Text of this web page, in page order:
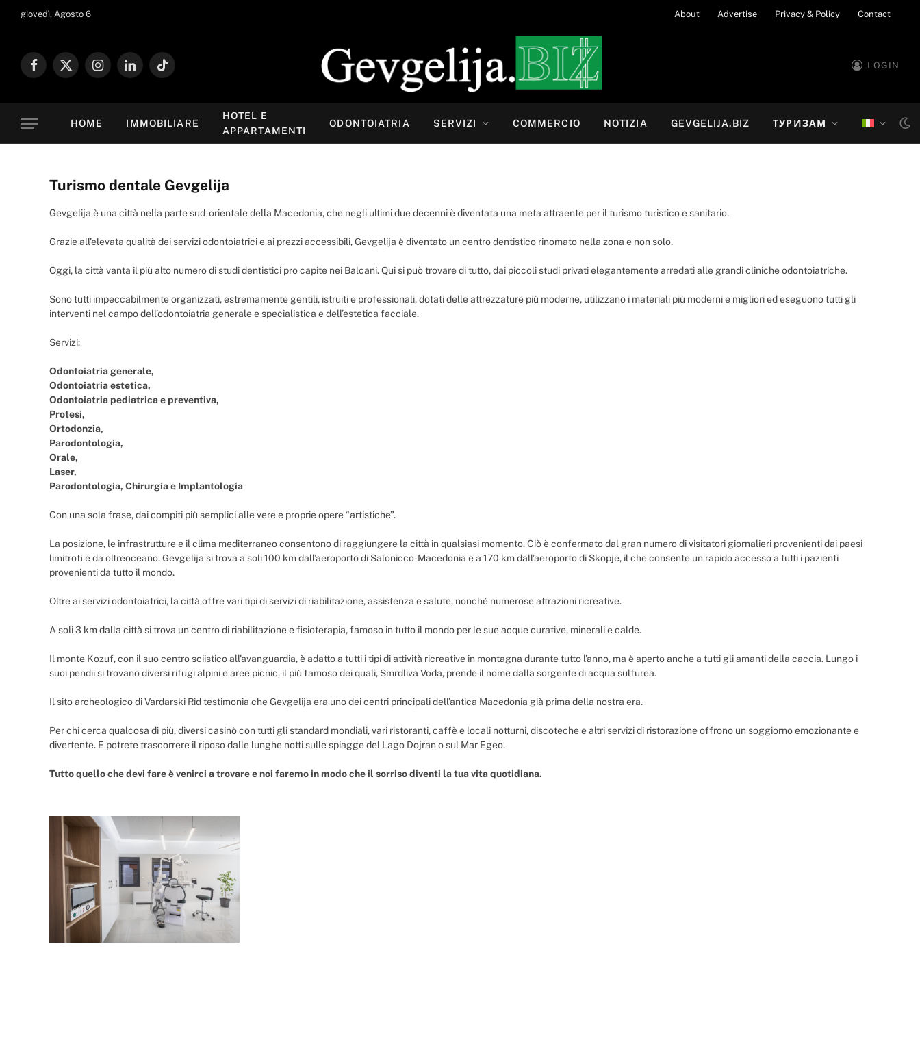
giovedì, Agosto 6 About Advertise Privacy & Policy Contact
Facebook
X
InstagramLinkedInTikTok
LOGIN
HOME IMMOBILIARE
HOTEL E
APPARTAMENTI
ODONTOIATRIA SERVIZI COMMERCIO NOTIZIA GEVGELIJA.BIZ ТУРИЗАМ
Turismo dentale Gevgelija
Gevgelija è una città nella parte sud-orientale della Macedonia, che negli ultimi due decenni è diventata una meta attraente per il turismo turistico e sanitario.
Grazie all’elevata qualità dei servizi odontoiatrici e ai prezzi accessibili, Gevgelija è diventato un centro dentistico rinomato nella zona e non solo.
Oggi, la città vanta il più alto numero di studi dentistici pro capite nei Balcani. Qui si può trovare di tutto, dai piccoli studi privati ​​elegantemente arredati alle grandi cliniche odontoiatriche.
Sono tutti impeccabilmente organizzati, estremamente gentili, istruiti e professionali, dotati delle attrezzature più moderne, utilizzano i materiali più moderni e migliori ed eseguono tutti gli
interventi nel campo dell’odontoiatria generale e specialistica e dell’estetica facciale.
Servizi:
Odontoiatria generale,
Odontoiatria estetica,
Odontoiatria pediatrica e preventiva,
Protesi,
Ortodonzia,
Parodontologia,
Orale,
Laser,
Parodontologia, Chirurgia e Implantologia
Con una sola frase, dai compiti più semplici alle vere e proprie opere “artistiche”.
La posizione, le infrastrutture e il clima mediterraneo consentono di raggiungere la città in qualsiasi momento. Ciò è confermato dal gran numero di visitatori giornalieri provenienti dai paesi
limitrofi e da oltreoceano. Gevgelija si trova a soli 100 km dall’aeroporto di Salonicco-Macedonia e a 170 km dall’aeroporto di Skopje, il che consente un rapido accesso a tutti i pazienti
provenienti da tutto il mondo.
Oltre ai servizi odontoiatrici, la città offre vari tipi di servizi di riabilitazione, assistenza e salute, nonché numerose attrazioni ricreative.
A soli 3 km dalla città si trova un centro di riabilitazione e fisioterapia, famoso in tutto il mondo per le sue acque curative, minerali e calde.
Il monte Kozuf, con il suo centro sciistico all’avanguardia, è adatto a tutti i tipi di attività ricreative in montagna durante tutto l’anno, ma è aperto anche a tutti gli amanti della caccia. Lungo i
suoi pendii si trovano diversi rifugi alpini e aree picnic, il più famoso dei quali, Smrdliva Voda, prende il nome dalla sorgente di acqua sulfurea.
Il sito archeologico di Vardarski Rid testimonia che Gevgelija era uno dei centri principali dell’antica Macedonia già prima della nostra era.
Per chi cerca qualcosa di più, diversi casinò con tutti gli standard mondiali, vari ristoranti, caffè e locali notturni, discoteche e altri servizi di ristorazione offrono un soggiorno emozionante e
divertente. E potrete trascorrere il riposo dalle lunghe notti sulle spiagge del Lago Dojran o sul Mar Egeo.
Tutto quello che devi fare è venirci a trovare e noi faremo in modo che il sorriso diventi la tua vita quotidiana.